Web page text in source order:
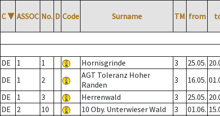
C ▼ ASSOC No. D Code Surname TM from
DE 1 1 Hornisgrinde 3 25.05.
DE
1 2
AGT Toleranz Hoher
Randen
3 16.05.
DE
1 3 Herrenwald 3 25.05.
DE
2 10 10 Oby. Unterwieser Wald 3 01.06.